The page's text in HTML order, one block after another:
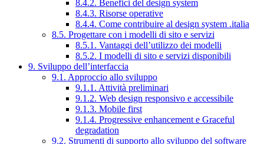
8.4.2. Benefici del design system
8.4.3. Risorse operative
8.4.4. Come contribuire al design system .italia
8.5. Progettare con i modelli di sito e servizi
8.5.1. Vantaggi dell’utilizzo dei modelli
8.5.2. I modelli di sito e servizi disponibili
9. Sviluppo dell’interfaccia
9.1. Approccio allo sviluppo
9.1.1. Attività preliminari
9.1.2. Web design responsivo e accessibile
9.1.3. Mobile first
9.1.4. Progressive enhancement e Graceful
degradation
9.2. Strumenti di supporto allo sviluppo del software